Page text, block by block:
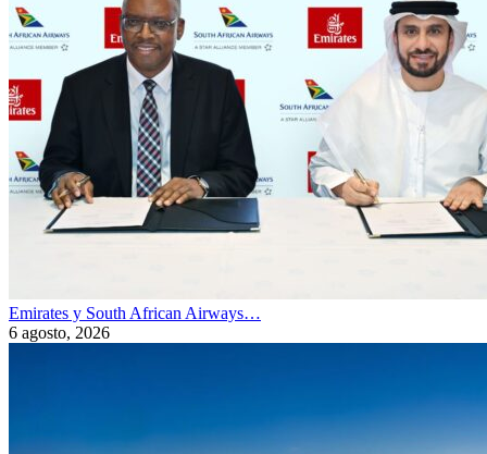
Emirates y South African Airways…
6 agosto, 2026